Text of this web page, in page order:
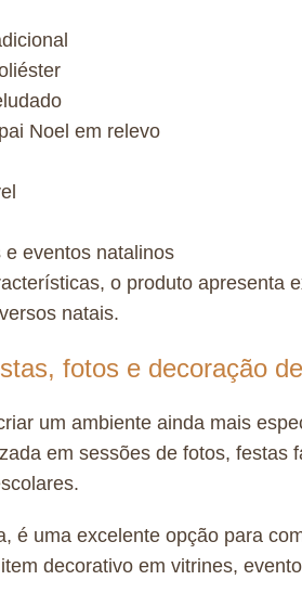
Noel em relevo
e eventos natalinos
o produto apresenta
natais.
fotos e decoração
um ambiente ainda mais
em sessões de fotos, festas
é uma excelente opção para
decorativo em vitrines,